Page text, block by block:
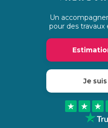
Un
pour des
Je